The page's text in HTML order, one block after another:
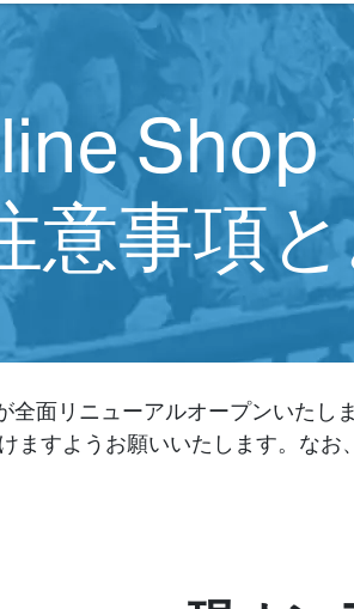
意事項
面リニューアルオープンいたし
すようお願いいたします。な